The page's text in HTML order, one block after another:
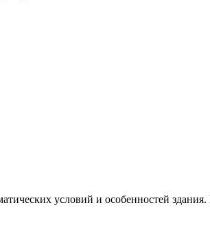
условий и особенностей